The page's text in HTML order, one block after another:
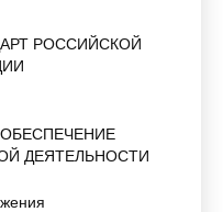
РОССИЙСКОЙ
ДЕЯТЕЛЬНОСТИ